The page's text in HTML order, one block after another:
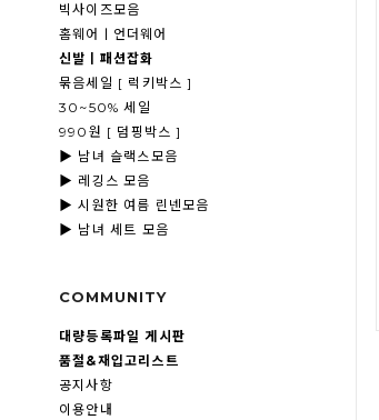
빅사이즈모음
홈웨어ㅣ언더웨어
신발ㅣ패션잡화
묶음세일 [ 럭키박스 ]
30~50% 세일
990원 [ 덤핑박스 ]
▶ 남녀 슬랙스모음
▶ 레깅스 모음
▶ 시원한 여름 린넨모음
▶ 남녀 세트 모음
COMMUNITY
대량등록파일 게시판
품절&재입고리스트
공지사항
이용안내